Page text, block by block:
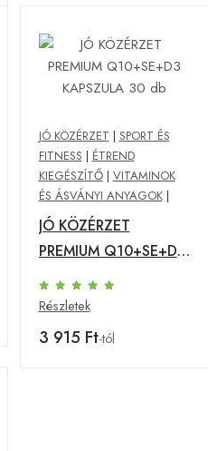
JÓ KÖZÉRZET | SPORT ÉS
FITNESS | ÉTREND
KIEGÉSZÍTŐ| VITAMINOK
ÉS ÁSVÁNYI ANYAGOK|
JÓ KÖZÉRZET
PREMIUM Q10+SE+D3
KAPSZULA 30 db
Részletek
3 915 Ft-tól